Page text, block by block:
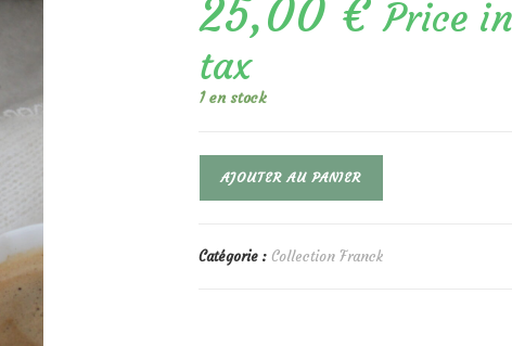
25,00 € Price
tax
1 en stock
Franck
AJOUTER AU PANIER
Catégorie : Collection Franck